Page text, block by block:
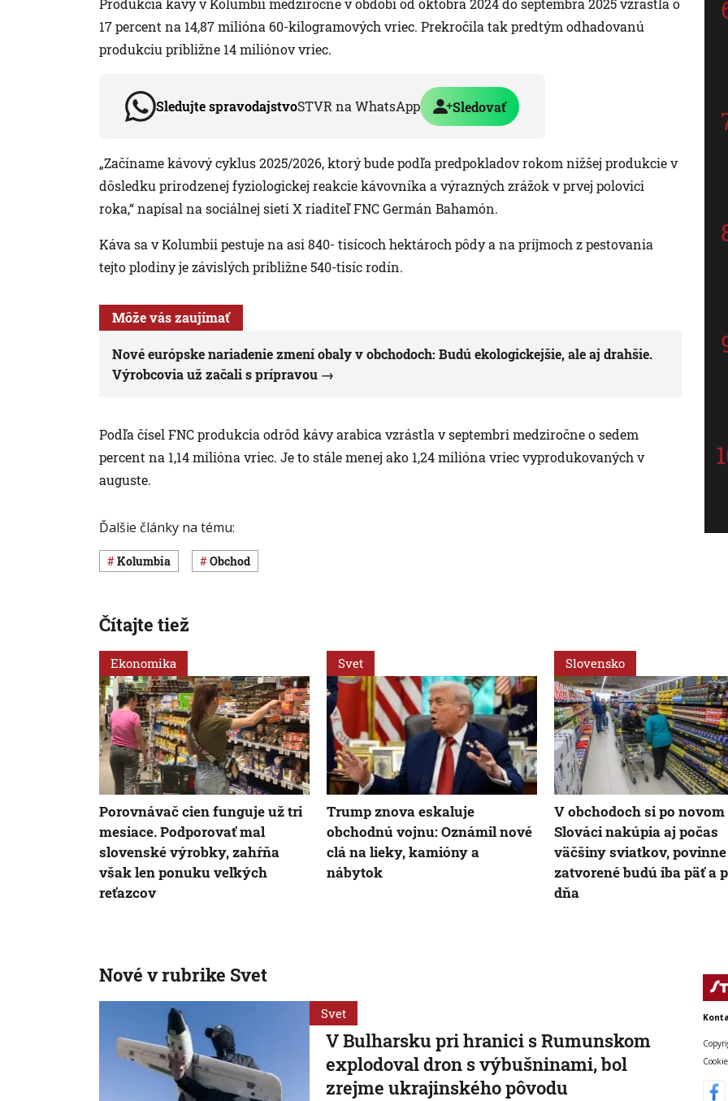
Produkcia kávy v Kolumbii medziročne v období od októbra 2024 do septembra 2025 vzrástla o
17 percent na 14,87 milióna 60-kilogramových vriec. Prekročila tak predtým odhadovanú
produkciu približne 14 miliónov vriec.
Sledujte spravodajstvoSTVR na WhatsApp Sledovať
„Začíname kávový cyklus 2025/2026, ktorý bude podľa predpokladov rokom nižšej produkcie v
dôsledku prirodzenej fyziologickej reakcie kávovníka a výrazných zrážok v prvej polovici
roka,“ napísal na sociálnej sieti X riaditeľ FNC Germán Bahamón.
Káva sa v Kolumbii pestuje na asi 840- tisícoch hektároch pôdy a na príjmoch z pestovania
tejto plodiny je závislých približne 540-tisíc rodín.
Môže vás zaujímať
Nové európske nariadenie zmení obaly v obchodoch: Budú ekologickejšie, ale aj drahšie.
Výrobcovia už začali s prípravou
Podľa čísel FNC produkcia odrôd kávy arabica vzrástla v septembri medziročne o sedem
percent na 1,14 milióna vriec. Je to stále menej ako 1,24 milióna vriec vyprodukovaných v
auguste.
Ďalšie články na tému:
Kolumbia obchod
Čítajte tiež
Ekonomika
Porovnávač cien funguje už tri
mesiace. Podporovať mal
slovenské výrobky, zahŕňa
však len ponuku veľkých
reťazcov
Svet
Trump znova eskaluje
obchodnú vojnu: Oznámil nové
clá na lieky, kamióny a
nábytok
Slovensko
V obchodoch si po novom
Slováci nakúpia aj počas
väčšiny sviatkov, povinne
zatvorené budú iba päť a
dňa
Nové v rubrike Svet
Svet
V Bulharsku pri hranici s Rumunskom
explodoval dron s výbušninami, bol
zrejme ukrajinského pôvodu